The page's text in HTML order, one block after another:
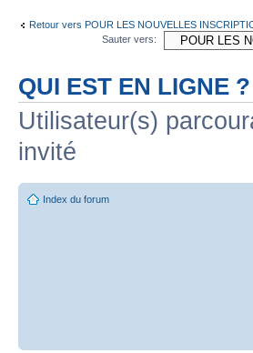
Retour vers POUR LES NOUVELLES
Sauter vers:
QUI EST EN LIGNE ?
Utilisateur(s)
invité
Index du forum